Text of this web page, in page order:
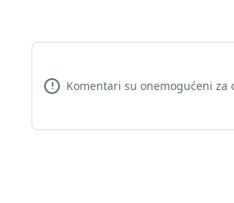
! Komentari su onemogućeni za